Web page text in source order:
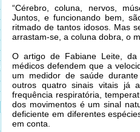
“Cérebro, coluna, nervos,
Juntos, e funcionando bem,
ritmado de tantos idosos. Mas
arrastam-se, a coluna dobra, o
O artigo de Fabiane Leite, da
médicos defendem que a
um medidor de saúde
outros quatro sinais vitais já
frequência respiratória,
dos movimentos é um sinal
deficiente em diferentes
em conta.